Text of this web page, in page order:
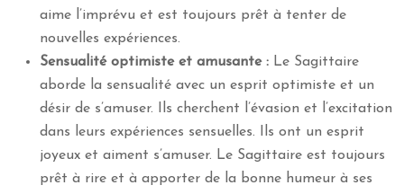
aime l’imprévu et est toujours prêt à tenter de
nouvelles expériences.
Sensualité optimiste et amusante : Le Sagittaire
aborde la sensualité avec un esprit optimiste et un
désir de s’amuser. Ils cherchent l’évasion et l’excitation
dans leurs expériences sensuelles. Ils ont un esprit
joyeux et aiment s’amuser. Le Sagittaire est toujours
prêt à rire et à apporter de la bonne humeur à ses